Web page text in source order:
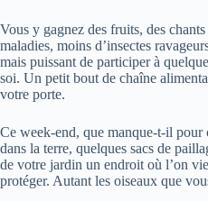
Vous y gagnez des fruits, des
maladies, moins d’insectes
mais puissant de participer à
soi. Un petit bout de chaîne
votre porte.
Ce week-end, que manque-t-il pour
dans la terre, quelques sacs de
de votre jardin un endroit où l’on
protéger. Autant les oiseaux que